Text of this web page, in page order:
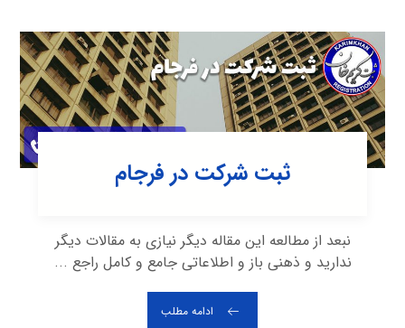
ثبت شرکت در فرجام
نبعد از مطالعه این مقاله دیگر نیازی به مقالات دیگر
ندارید و ذهنی باز و اطلاعاتی جامع و کامل راجع ...
ادامه مطلب